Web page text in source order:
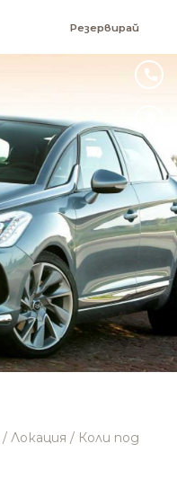
Резервирай
/ Локация / Коли под